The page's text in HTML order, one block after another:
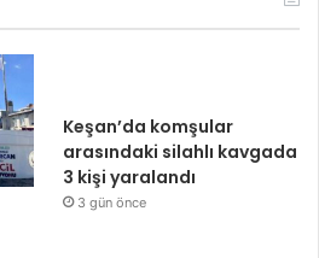
Keşan’da komşular
arasındaki silahlı kavgada
3 kişi yaralandı
3 gün önce